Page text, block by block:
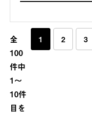
全
100
件中
1〜
10件
目を
1 2 3